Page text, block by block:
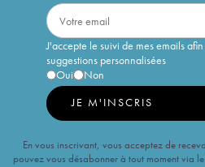
J'accepte le suivi de mes emails
suggestions personnalisées
Oui
Non
JE M'INSCRIS
En vous inscrivant, vous acceptez de
pouvez vous désabonner à tout moment via